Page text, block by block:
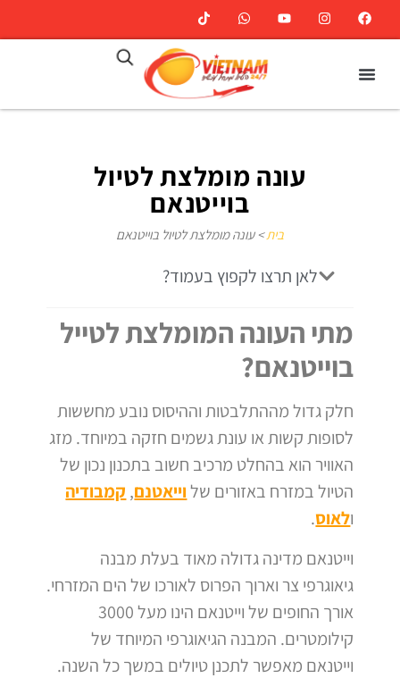
עונה מומלצת לטיול
בוייטנאם
בית>עונה מומלצת לטיול בוייטנאם
לאן תרצו לקפוץ בעמוד?
מתי העונה המומלצת לטייל
בוייטנאם?
חלק גדול מההתלבטות וההיסוס נובע מחששות
לסופות קשות או עונת גשמים חזקה במיוחד. מזג
האוויר הוא בהחלט מרכיב חשוב בתכנון נכון של
הטיול במזרח באזורים שלוייאטנם, קמבודיה
ולאוס.
וייטנאם מדינה גדולה מאוד בעלת מבנה
גיאוגרפי צר וארוך הפרוס לאורכו של הים המזרחי.
אורך החופים של וייטנאם הינו מעל 3000
קילומטרים. המבנה הגיאוגרפי המיוחד של
וייטנאם מאפשר לתכנן טיולים במשך כל השנה.